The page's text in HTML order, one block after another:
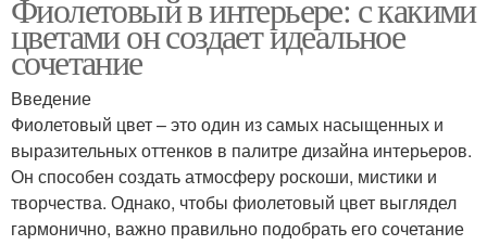
цветами он создает идеальное
сочетание
Введение
Фиолетовый цвет – это один из самых насыщенных и
выразительных оттенков в палитре дизайна интерьеров.
Он способен создать атмосферу роскоши, мистики и
творчества. Однако, чтобы фиолетовый цвет выглядел
гармонично, важно правильно подобрать его сочетание